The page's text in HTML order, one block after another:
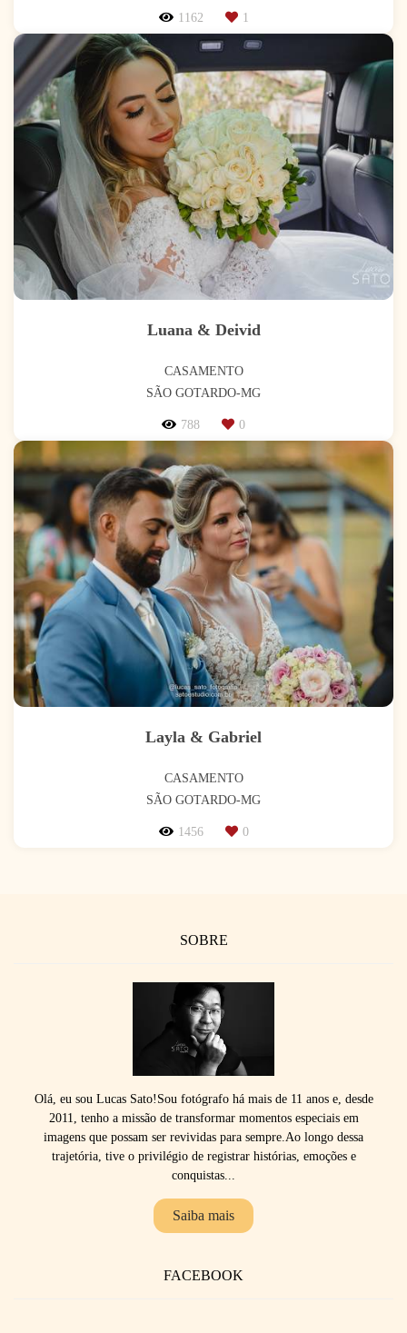
1162 1
Luana & Deivid
CASAMENTO
SÃO GOTARDO-MG
788 0
Layla & Gabriel
CASAMENTO
SÃO GOTARDO-MG
1456 0
SOBRE
Olá, eu sou Lucas Sato!Sou fotógrafo há mais de 11 anos e, desde
2011, tenho a missão de transformar momentos especiais em
imagens que possam ser revividas para sempre.Ao longo dessa
trajetória, tive o privilégio de registrar histórias, emoções e
conquistas...
Saiba mais
FACEBOOK